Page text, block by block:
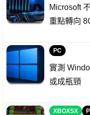
Microsoft
重點轉向
PC
實測
或成瓶頸
XBOXSX